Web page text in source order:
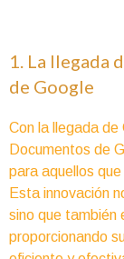
1. La llegada
de Google
Con la llegada de
Documentos de
para aquellos
Esta innovación
sino que también
proporcionando